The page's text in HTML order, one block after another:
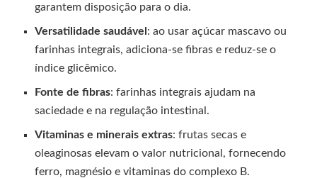
garantem disposição para o dia.
Versatilidade saudável : ao usar açúcar mascavo ou
farinhas integrais, adiciona-se fibras e reduz-se o
índice glicêmico.
Fonte de fibras: farinhas integrais ajudam na
saciedade e na regulação intestinal.
Vitaminas e minerais extras: frutas secas e
oleaginosas elevam o valor nutricional, fornecendo
ferro, magnésio e vitaminas do complexo B.